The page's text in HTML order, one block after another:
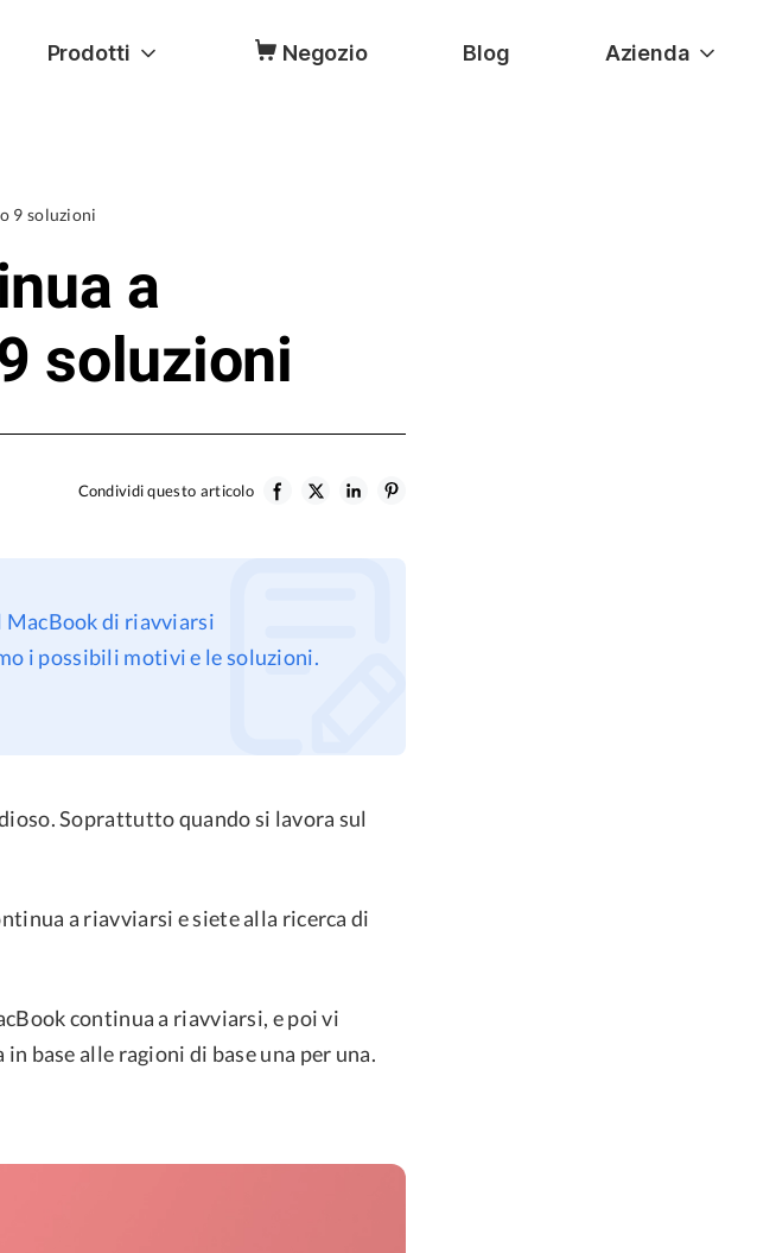
Prodotti Negozio Blog Azienda
9 soluzioni
a
soluzioni
Condividi questo articolo
MacBook di riavviarsi
i possibili motivi e le soluzioni.
Soprattutto quando si lavora sul
a riavviarsi e siete alla ricerca di
continua a riavviarsi, e poi vi
base alle ragioni di base una per una.